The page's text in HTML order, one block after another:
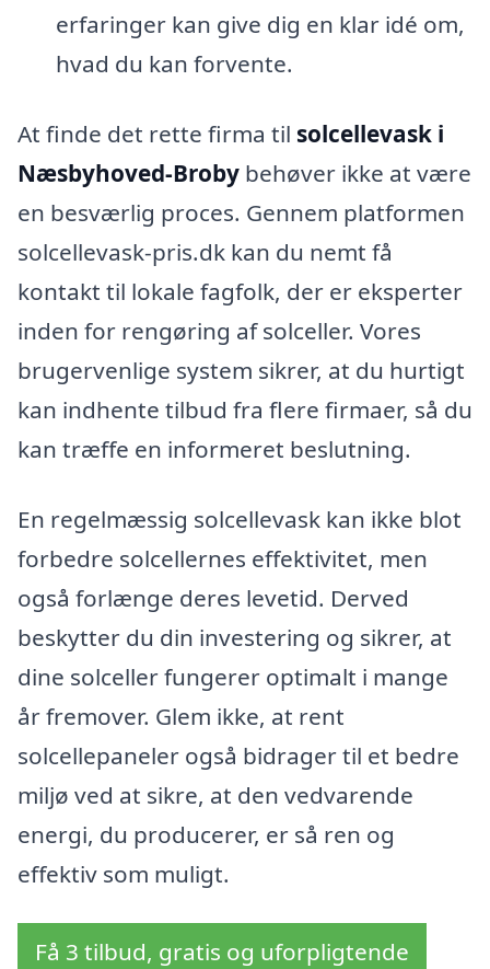
erfaringer kan give dig en klar idé om,
hvad du kan forvente.
At finde det rette firma til solcellevask i
Næsbyhoved-Broby behøver ikke at være
en besværlig proces. Gennem platformen
solcellevask-pris.dk kan du nemt få
kontakt til lokale fagfolk, der er eksperter
inden for rengøring af solceller. Vores
brugervenlige system sikrer, at du hurtigt
kan indhente tilbud fra flere firmaer, så du
kan træffe en informeret beslutning.
En regelmæssig solcellevask kan ikke blot
forbedre solcellernes effektivitet, men
også forlænge deres levetid. Derved
beskytter du din investering og sikrer, at
dine solceller fungerer optimalt i mange
år fremover. Glem ikke, at rent
solcellepaneler også bidrager til et bedre
miljø ved at sikre, at den vedvarende
energi, du producerer, er så ren og
effektiv som muligt.
Få 3 tilbud, gratis og uforpligtende